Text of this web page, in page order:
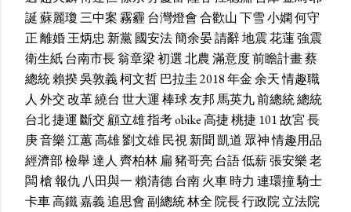
誕蘇麗瓊三中案霧霾 台灣燈會合歡山下雪小嫻何守
正離婚王炳忠 新黨國安法簡余晏請辭地震花蓮強震
衛生紙台南市長翁章梁初選北農滿意度前瞻計畫蔡
總統賴揆吳敦義柯文哲巴拉圭2018年金余天情趣職
人 外交改革繞台 世大運棒球友邦馬英九前總統總統
台北捷運斷交 顧立雄指考obike高捷桃捷 101故宮長
庚音樂江蕙高雄劉文雄民視新聞凱道 眾神情趣用品
經濟部檢舉達人 齊柏林 扁豬哥亮台語低薪張安樂老
闆槍報仇 八田與一賴清德台南火車時力 連環撞騎士
卡車高鐵嘉義追思會副總統林全院長行政院立法院